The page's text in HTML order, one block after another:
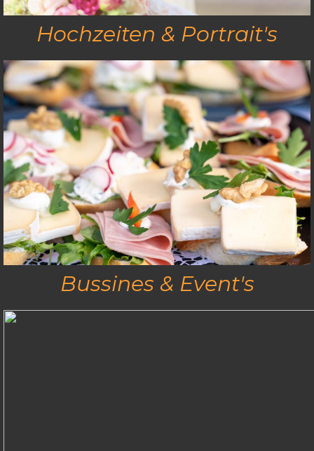
Hochzeiten & Portrait's
Bussines & Event's